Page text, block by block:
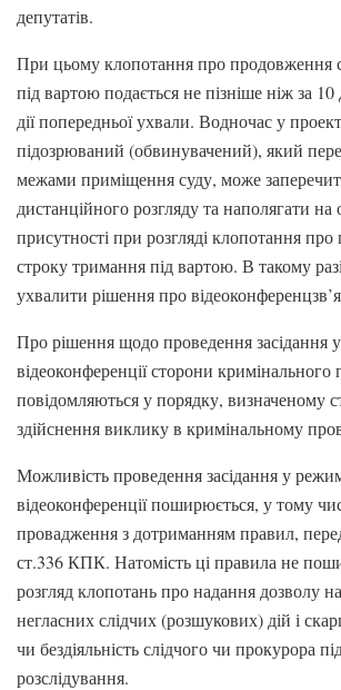
депутатів.
При цьому клопотання про продовження
під вартою подається не пізніше ніж за 10
дії попередньої ухвали. Водночас у
підозрюваний (обвинувачений), який
межами приміщення суду, може
дистанційного розгляду та наполягати на
присутності при розгляді клопотання
строку тримання під вартою. В такому
ухвалити рішення про
Про рішення щодо проведення засідання
відеоконференції сторони
повідомляються у порядку,
здійснення виклику в кримінальному
Можливість проведення засідання у
відеоконференції поширюється, у тому
провадження з дотриманням правил,
ст.336 КПК. Натомість ці правила не
розгляд клопотань про надання дозволу
негласних слідчих (розшукових) дій і
чи бездіяльність слідчого чи прокурора
розслідування.